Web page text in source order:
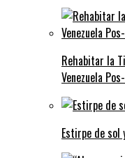
Rehabitar la
Venezuela
Estirpe de sol